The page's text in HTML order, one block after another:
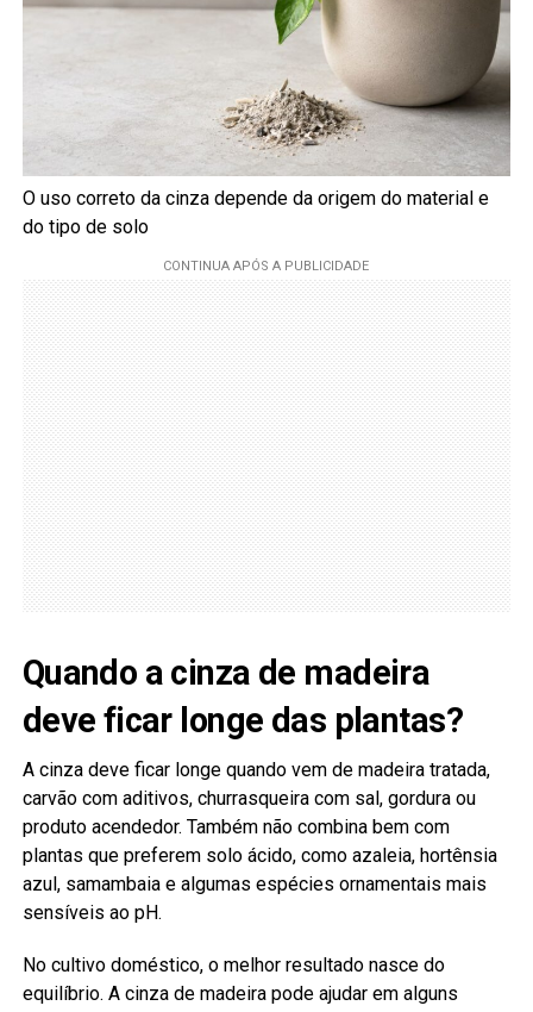
O uso correto da cinza depende da origem do material e
do tipo de solo
Quando a cinza de madeira
deve ficar longe das plantas?
A cinza deve ficar longe quando vem de madeira tratada,
carvão com aditivos, churrasqueira com sal, gordura ou
produto acendedor. Também não combina bem com
plantas que preferem solo ácido, como azaleia, hortênsia
azul, samambaia e algumas espécies ornamentais mais
sensíveis ao pH.
No cultivo doméstico, o melhor resultado nasce do
equilíbrio. A cinza de madeira pode ajudar em alguns